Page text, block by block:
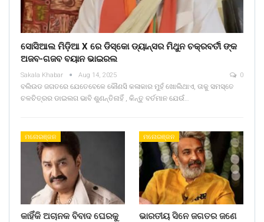
ସୋସିଆଲ ମିଡ଼ିଆ X ରେ ଡିସ୍କୋ ଡ୍ୟାନ୍ସର ମିଥୁନ ଚକ୍ରବର୍ତୀ ଙ୍କ
ଅଜବ-ଗଜବ ବୟାନ ଭାଇରଲ
Sakala Khabar Aug 14, 2025 0
ବଲିଉଡ ଜଗତରେ ଯେତେବେଳେ କୌଣସି କଳାକାର ମୁହଁ ଖୋଲିଥାଏ, ତାକୁ ସମସ୍ତେ
ଚଳଚିତ୍ରର ଡାଇଲଗ ଭାବି ଶୁଣନ୍ତିନାହିଁ , କିନ୍ତୁ ବର୍ତମାନ ଯେଉଁ…
ମନୋରଞ୍ଜନ
କାହିଁକି ଅଚାନକ ବିବାଦ ଘେରକୁ
ମନୋରଞ୍ଜନ
ଭାରତୀୟ ସିନେ ଜଗତର ଜଣେ